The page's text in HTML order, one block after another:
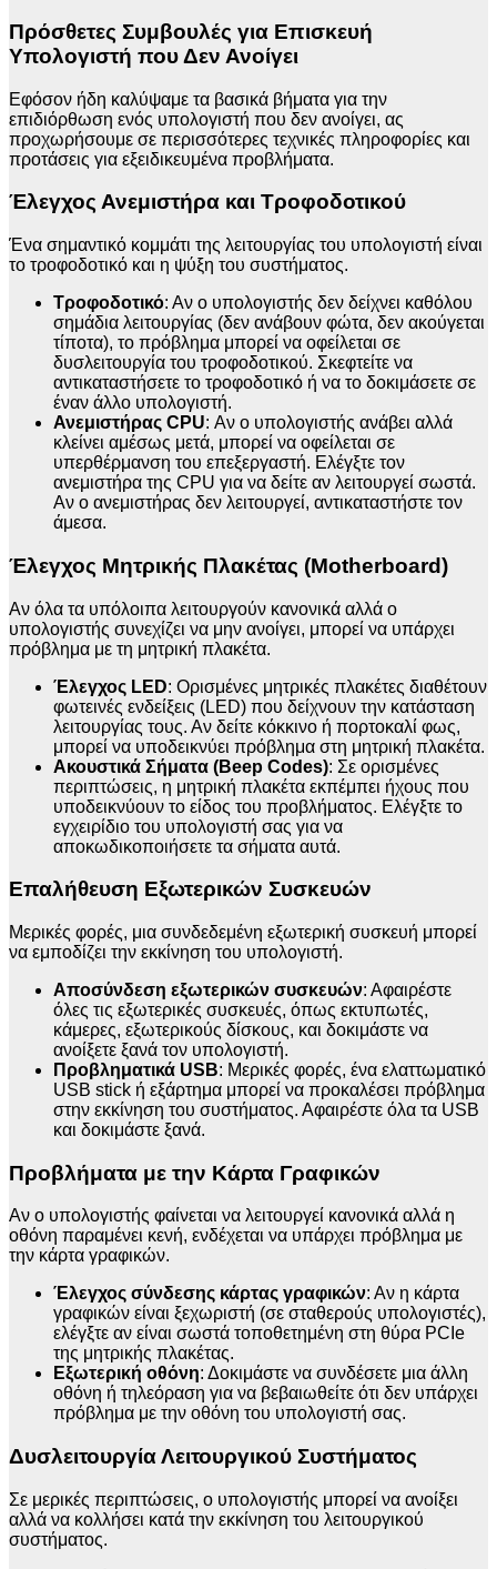
Πρόσθετες Συμβουλές για Επισκευή
Υπολογιστή που Δεν Ανοίγει
Εφόσον ήδη καλύψαμε τα βασικά βήματα για την
επιδιόρθωση ενός υπολογιστή που δεν ανοίγει, ας
προχωρήσουμε σε περισσότερες τεχνικές πληροφορίες και
προτάσεις για εξειδικευμένα προβλήματα.
Έλεγχος Ανεμιστήρα και Τροφοδοτικού
Ένα σημαντικό κομμάτι της λειτουργίας του υπολογιστή είναι
το τροφοδοτικό και η ψύξη του συστήματος.
Τροφοδοτικό: Αν ο υπολογιστής δεν δείχνει καθόλου
σημάδια λειτουργίας (δεν ανάβουν φώτα, δεν ακούγεται
τίποτα), το πρόβλημα μπορεί να οφείλεται σε
δυσλειτουργία του τροφοδοτικού. Σκεφτείτε να
αντικαταστήσετε το τροφοδοτικό ή να το δοκιμάσετε σε
έναν άλλο υπολογιστή.
Ανεμιστήρας CPU: Αν ο υπολογιστής ανάβει αλλά
κλείνει αμέσως μετά, μπορεί να οφείλεται σε
υπερθέρμανση του επεξεργαστή. Ελέγξτε τον
ανεμιστήρα της CPU για να δείτε αν λειτουργεί σωστά.
Αν ο ανεμιστήρας δεν λειτουργεί, αντικαταστήστε τον
άμεσα.
Έλεγχος Μητρικής Πλακέτας (Motherboard)
Αν όλα τα υπόλοιπα λειτουργούν κανονικά αλλά ο
υπολογιστής συνεχίζει να μην ανοίγει, μπορεί να υπάρχει
πρόβλημα με τη μητρική πλακέτα.
Έλεγχος LED: Ορισμένες μητρικές πλακέτες διαθέτουν
φωτεινές ενδείξεις (LED) που δείχνουν την κατάσταση
λειτουργίας τους. Αν δείτε κόκκινο ή πορτοκαλί φως,
μπορεί να υποδεικνύει πρόβλημα στη μητρική πλακέτα.
Ακουστικά Σήματα (Beep Codes): Σε ορισμένες
περιπτώσεις, η μητρική πλακέτα εκπέμπει ήχους που
υποδεικνύουν το είδος του προβλήματος. Ελέγξτε το
εγχειρίδιο του υπολογιστή σας για να
αποκωδικοποιήσετε τα σήματα αυτά.
Επαλήθευση Εξωτερικών Συσκευών
Μερικές φορές, μια συνδεδεμένη εξωτερική συσκευή μπορεί
να εμποδίζει την εκκίνηση του υπολογιστή.
Αποσύνδεση εξωτερικών συσκευών: Αφαιρέστε
όλες τις εξωτερικές συσκευές, όπως εκτυπωτές,
κάμερες, εξωτερικούς δίσκους, και δοκιμάστε να
ανοίξετε ξανά τον υπολογιστή.
Προβληματικά USB: Μερικές φορές, ένα ελαττωματικό
USB stick ή εξάρτημα μπορεί να προκαλέσει πρόβλημα
στην εκκίνηση του συστήματος. Αφαιρέστε όλα τα USB
και δοκιμάστε ξανά.
Προβλήματα με την Κάρτα Γραφικών
Αν ο υπολογιστής φαίνεται να λειτουργεί κανονικά αλλά η
οθόνη παραμένει κενή, ενδέχεται να υπάρχει πρόβλημα με
την κάρτα γραφικών.
Έλεγχος σύνδεσης κάρτας γραφικών: Αν η κάρτα
γραφικών είναι ξεχωριστή (σε σταθερούς υπολογιστές),
ελέγξτε αν είναι σωστά τοποθετημένη στη θύρα PCIe
της μητρικής πλακέτας.
Εξωτερική οθόνη: Δοκιμάστε να συνδέσετε μια άλλη
οθόνη ή τηλεόραση για να βεβαιωθείτε ότι δεν υπάρχει
πρόβλημα με την οθόνη του υπολογιστή σας.
Δυσλειτουργία Λειτουργικού Συστήματος
Σε μερικές περιπτώσεις, ο υπολογιστής μπορεί να ανοίξει
αλλά να κολλήσει κατά την εκκίνηση του λειτουργικού
συστήματος.